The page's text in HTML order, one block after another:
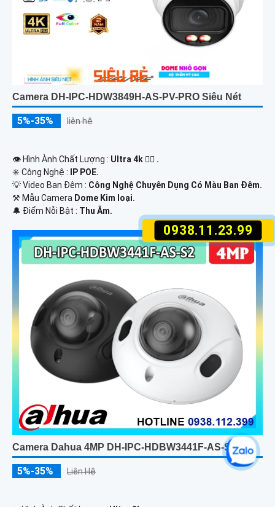
0938.11.23.99
Camera DH-IPC-HDW3849H-AS-PV-PRO Siêu Nét
5%-35% liên hệ
👁 Hình Ành Chất Lượng : Ultra 4k 👍🏾 .
✳️ Công Nghệ :
IP POE.
💡 Video Ban Đêm : Công Nghệ Chuyên Dụng Có Màu Ban Ðêm.
⚒ Mẫu Camera Dome Kim loại.
️🔔 Điểm Nỗi Bật : Thu Âm.
Camera Dahua 4MP DH-IPC-HDBW3441F-AS-S2
5%-35% Liên Hệ